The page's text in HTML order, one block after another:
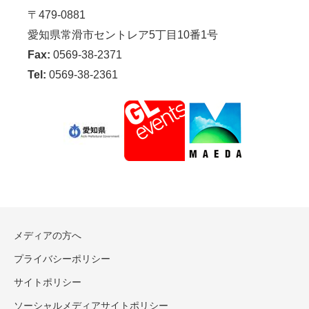
〒479-0881
愛知県常滑市セントレア5丁目10番1号
Fax: 0569-38-2371
Tel: 0569-38-2361
メディアの方へ
プライバシーポリシー
サイトポリシー
ソーシャルメディアサイトポリシー